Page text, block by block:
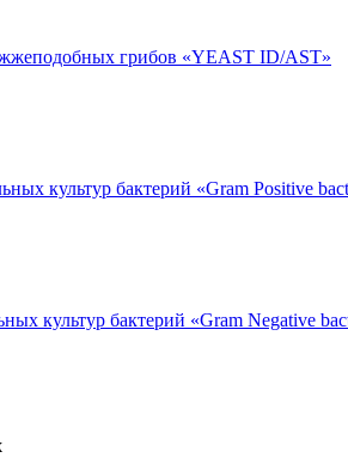
грибов «YEAST ID/AST»
культур бактерий «Gram Positive
культур бактерий «Gram Negative